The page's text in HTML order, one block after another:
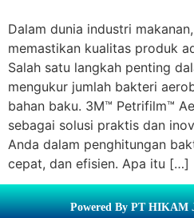
Dalam dunia industri
memastikan kualitas produk
Salah satu langkah penting
mengukur jumlah bakteri
bahan baku. 3M™ Petrifilm™
sebagai solusi praktis dan
Anda dalam penghitungan
cepat, dan efisien. Apa itu […]
Powered By PT HIKAM